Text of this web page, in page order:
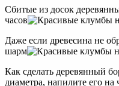
Сбитые из досок
часов
Даже если древесина не
шарм
Как сделать деревянный
диаметра, напилите его